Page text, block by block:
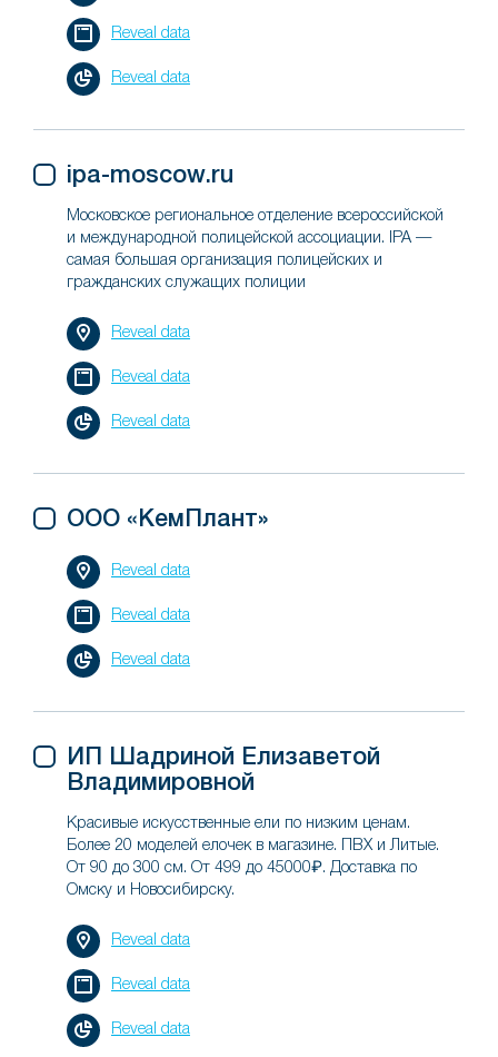
Reveal data
Reveal data
ipa-moscow.ru
Московское региональное отделение всероссийской
и международной полицейской ассоциации. IPA —
cамая большая организация полицейских и
гражданских служащих полиции
Reveal data
Reveal data
Reveal data
ООО «КемПлант»
Reveal data
Reveal data
Reveal data
ИП Шадриной Елизаветой
Владимировной
Красивые искусственные ели по низким ценам.
Более 20 моделей елочек в магазине. ПВХ и Литые.
От 90 до 300 см. От 499 до 45000₽. Доставка по
Омску и Новосибирску.
Reveal data
Reveal data
Reveal data